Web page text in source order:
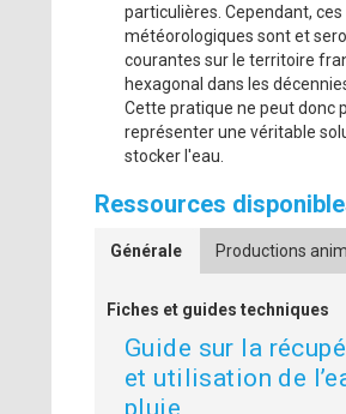
particulières. Cependant,
météorologiques sont et
courantes sur le territoire
hexagonal dans les
Cette pratique ne peut donc
représenter une véritable
stocker l'eau.
Ressources
Générale Productions
Fiches et guides techniques
Guide sur la
et utilisation de
pluie